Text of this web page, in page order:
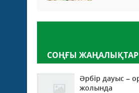
СОҢҒЫ ЖАҢАЛЫҚТАР
Әрбір дауыс –
жолында